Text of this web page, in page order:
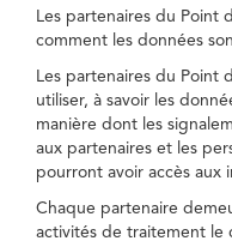
Les partenaires du Point
comment les données
Les partenaires du Point
utiliser, à savoir les
manière dont les
aux partenaires et les
pourront avoir accès aux
Chaque partenaire
activités de traitement le